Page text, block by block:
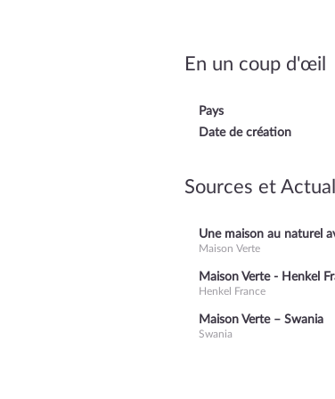
En un coup d'œil
Pays
Date de création
Sources et
Une maison au naturel
Maison Verte
Maison Verte - Henkel
Henkel France
Maison Verte – Swania
Swania